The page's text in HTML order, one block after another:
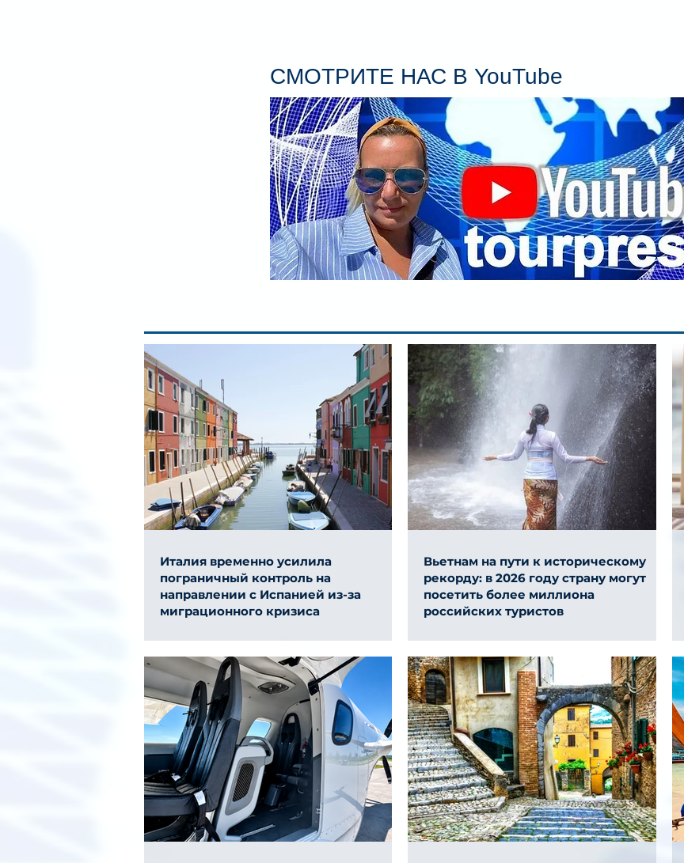
СМОТРИТЕ НАС В YouTube
Италия временно усилила
пограничный контроль на
направлении с Испанией из-за
миграционного кризиса
Вьетнам на пути к историческому
рекорду: в 2026 году страну могут
посетить более миллиона
российских туристов